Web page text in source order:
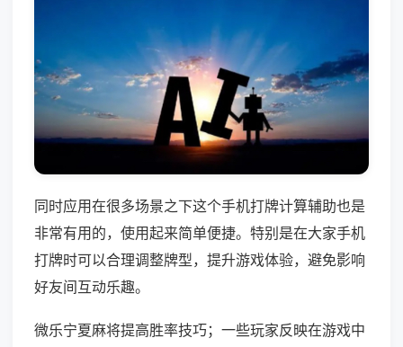
同时应用在很多场景之下这个手机打牌计算辅助也是
非常有用的，使用起来简单便捷。特别是在大家手机
打牌时可以合理调整牌型，提升游戏体验，避免影响
好友间互动乐趣。
微乐宁夏麻将提高胜率技巧；一些玩家反映在游戏中